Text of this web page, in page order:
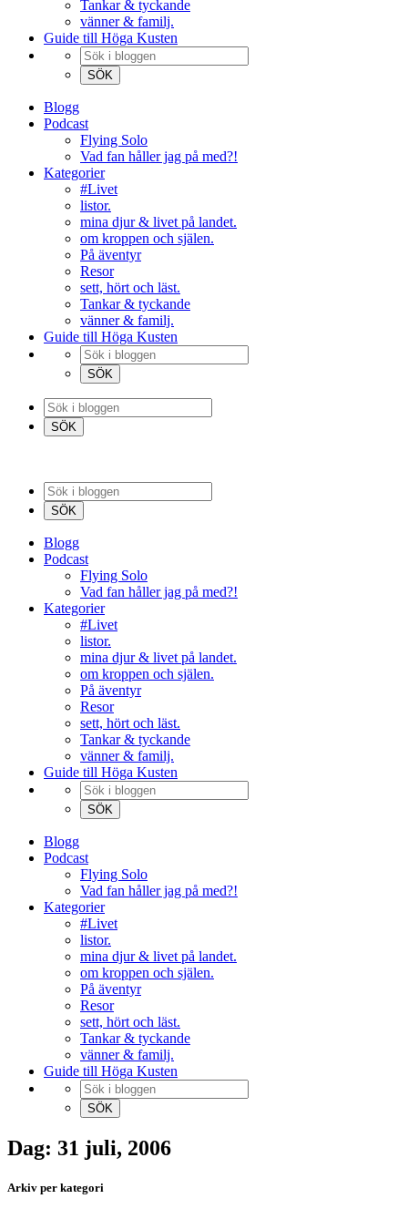
Tankar & tyckande
vänner & familj.
Guide till Höga Kusten
Blogg
Podcast
Flying Solo
Vad fan håller jag på med?!
Kategorier
#Livet
listor.
mina djur & livet på landet.
om kroppen och själen.
På äventyr
Resor
sett, hört och läst.
Tankar & tyckande
vänner & familj.
Guide till Höga Kusten
Blogg
Podcast
Flying Solo
Vad fan håller jag på med?!
Kategorier
#Livet
listor.
mina djur & livet på landet.
om kroppen och själen.
På äventyr
Resor
sett, hört och läst.
Tankar & tyckande
vänner & familj.
Guide till Höga Kusten
Blogg
Podcast
Flying Solo
Vad fan håller jag på med?!
Kategorier
#Livet
listor.
mina djur & livet på landet.
om kroppen och själen.
På äventyr
Resor
sett, hört och läst.
Tankar & tyckande
vänner & familj.
Guide till Höga Kusten
Dag: 31 juli, 2006
Arkiv per kategori